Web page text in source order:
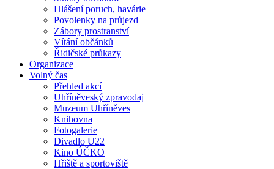
Hlášení poruch, havárie
Povolenky na průjezd
Zábory prostranství
Vítání občánků
Řidičské průkazy
Organizace
Volný čas
Přehled akcí
Uhříněveský zpravodaj
Muzeum Uhříněves
Knihovna
Fotogalerie
Divadlo U22
Kino ÚČKO
Hřiště a sportoviště